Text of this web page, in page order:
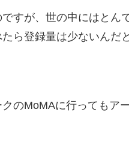
すが、世の中にはとん
ら登録量は少ないんだ
のMoMAに行ってもア